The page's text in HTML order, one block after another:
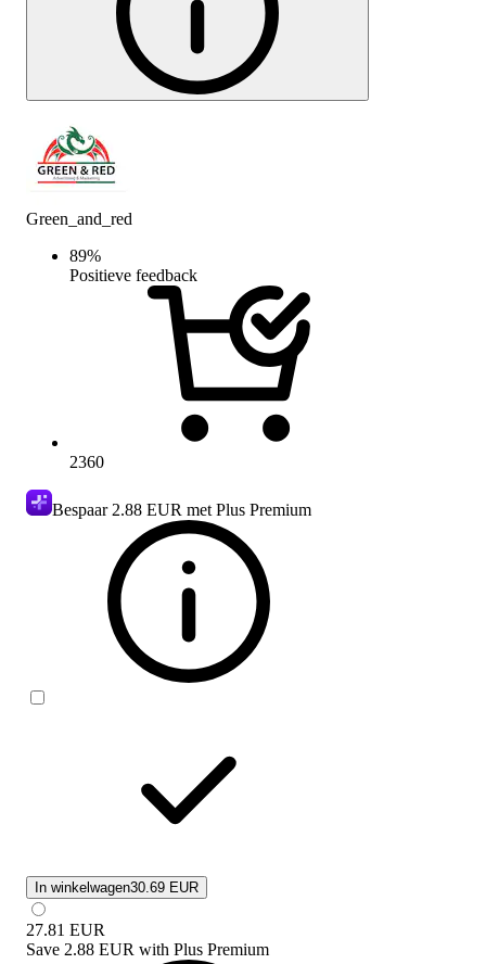
Green_and_red
89%
Positieve feedback
2360
Bespaar 2.88 EUR met Plus Premium
In winkelwagen30.69 EUR
27.81 EUR
Save 2.88 EUR with Plus Premium